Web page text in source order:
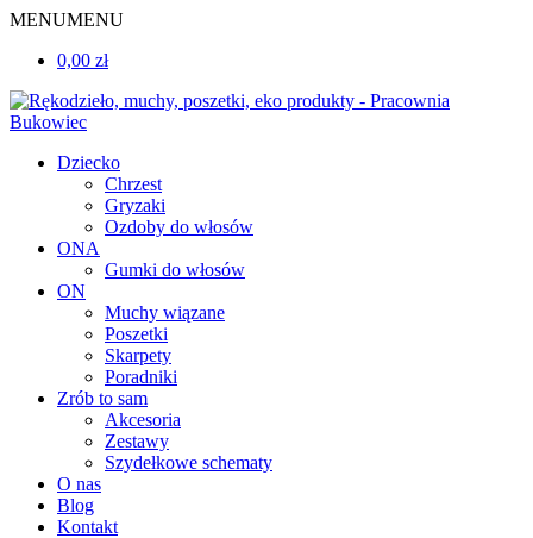
MENUMENU
0,00 zł
Dziecko
Chrzest
Gryzaki
Ozdoby do włosów
ONA
Gumki do włosów
ON
Muchy wiązane
Poszetki
Skarpety
Poradniki
Zrób to sam
Akcesoria
Zestawy
Szydełkowe schematy
O nas
Blog
Kontakt